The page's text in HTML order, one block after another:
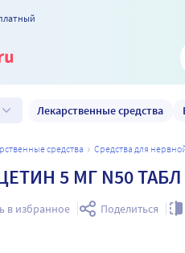
Лекарственные средства
средства средства для
5 МГ N50
в избранное Поделиться